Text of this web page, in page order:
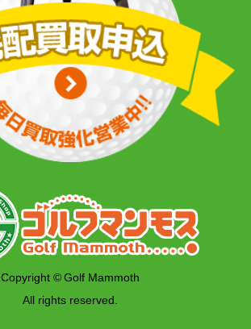
Copyright © Golf Mammoth
All rights reserved.